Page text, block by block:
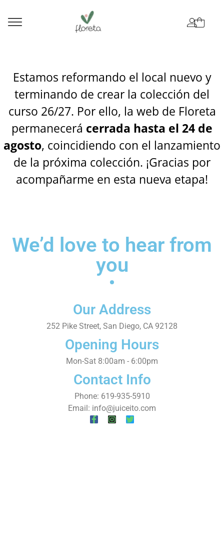
Estamos reformando el local nuevo y
terminando de crear la colección del
curso 26/27. Por ello, la web de Floreta
permanecerá cerrada hasta el 24 de
agosto, coincidiendo con el lanzamiento
de la próxima colección. ¡Gracias por
acompañarme en esta nueva etapa!
We’d love to hear from
you
Our Address
252 Pike Street, San Diego, CA 92128
Opening Hours
Mon-Sat 8:00am - 6:00pm
Contact Info
Phone: 619-935-5910
Email: info@juiceito.com